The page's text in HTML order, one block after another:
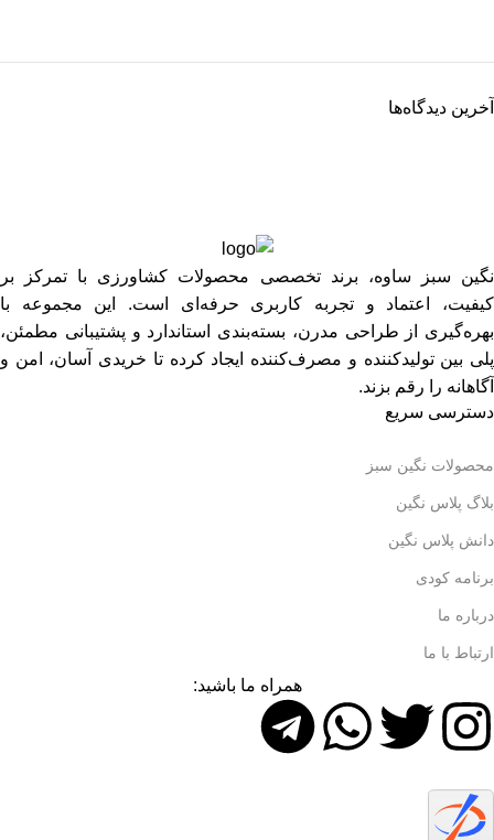
ریشه رشد، برگِ اعتماد
آخرین دیدگاه‌ها
نگین سبز ساوه، برند تخصصی محصولات کشاورزی با تمرکز بر
کیفیت، اعتماد و تجربه کاربری حرفه‌ای است. این مجموعه با
بهره‌گیری از طراحی مدرن، بسته‌بندی استاندارد و پشتیبانی مطمئن،
پلی بین تولیدکننده و مصرف‌کننده ایجاد کرده تا خریدی آسان، امن و
آگاهانه را رقم بزند.
دسترسی سریع
محصولات نگین سبز
بلاگ پلاس نگین
دانش پلاس نگین
برنامه کودی
درباره ما
ارتباط با ما
همراه ما باشید: